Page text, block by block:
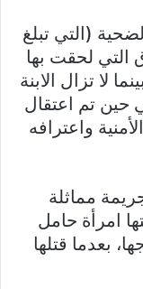
(التي تبلغ
التي لحقت بها
لا تزال الابنة
حين تم اعتقال
واعترافه
مماثلة
امرأة حامل
يد زوجها، بعدما قتلها